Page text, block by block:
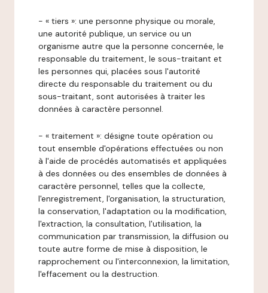
- « tiers »: une personne physique ou morale,
une autorité publique, un service ou un
organisme autre que la personne concernée, le
responsable du traitement, le sous-traitant et
les personnes qui, placées sous l'autorité
directe du responsable du traitement ou du
sous-traitant, sont autorisées à traiter les
données à caractère personnel.
- « traitement »: désigne toute opération ou
tout ensemble d'opérations effectuées ou non
à l'aide de procédés automatisés et appliquées
à des données ou des ensembles de données à
caractère personnel, telles que la collecte,
l'enregistrement, l'organisation, la structuration,
la conservation, l'adaptation ou la modification,
l'extraction, la consultation, l'utilisation, la
communication par transmission, la diffusion ou
toute autre forme de mise à disposition, le
rapprochement ou l'interconnexion, la limitation,
l'effacement ou la destruction.